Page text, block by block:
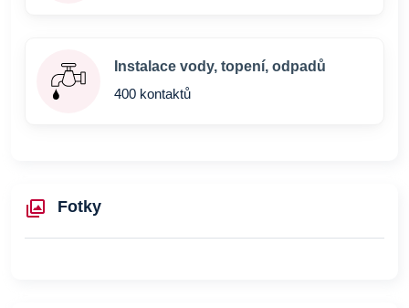
Instalace vody, topení, odpadů
400 kontaktů
Fotky